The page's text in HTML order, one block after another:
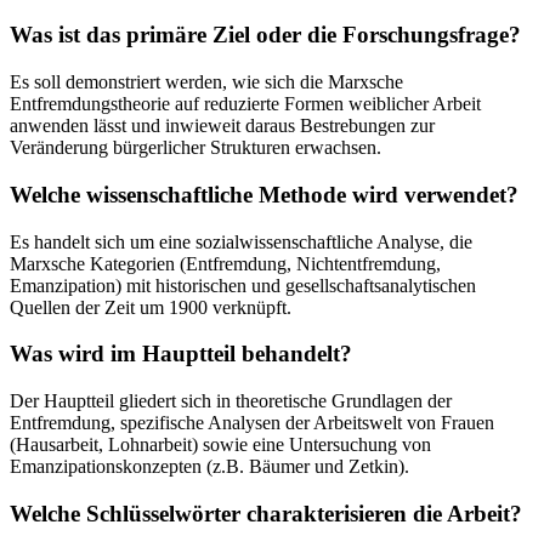
Was ist das primäre Ziel oder die Forschungsfrage?
Es soll demonstriert werden, wie sich die Marxsche
Entfremdungstheorie auf reduzierte Formen weiblicher Arbeit
anwenden lässt und inwieweit daraus Bestrebungen zur
Veränderung bürgerlicher Strukturen erwachsen.
Welche wissenschaftliche Methode wird verwendet?
Es handelt sich um eine sozialwissenschaftliche Analyse, die
Marxsche Kategorien (Entfremdung, Nichtentfremdung,
Emanzipation) mit historischen und gesellschaftsanalytischen
Quellen der Zeit um 1900 verknüpft.
Was wird im Hauptteil behandelt?
Der Hauptteil gliedert sich in theoretische Grundlagen der
Entfremdung, spezifische Analysen der Arbeitswelt von Frauen
(Hausarbeit, Lohnarbeit) sowie eine Untersuchung von
Emanzipationskonzepten (z.B. Bäumer und Zetkin).
Welche Schlüsselwörter charakterisieren die Arbeit?